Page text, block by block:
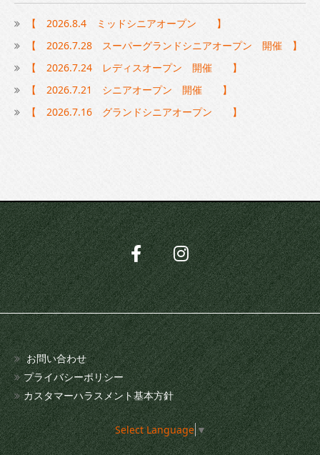
【 2026.8.4 ミッドシニアオープン 】
【 2026.7.28 スーパーグランドシニアオープン 開催 】
【 2026.7.24 レディスオープン 開催 】
【 2026.7.21 シニアオープン 開催 】
【 2026.7.16 グランドシニアオープン 】
お問い合わせ
プライバシーポリシー
カスタマーハラスメント基本方針
Select Language▼